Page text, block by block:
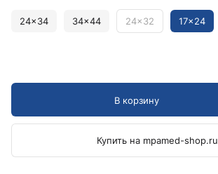
24x34 34x44 24x32 17x24
В корзину
Купить на mpamed-shop.ru